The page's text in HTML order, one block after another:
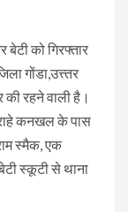
को गिरफ्तार
गोंडा,उत्त्तर
रहने वाली है।
कनखल के पास
स्मैक, एक
स्कूटी से थाना